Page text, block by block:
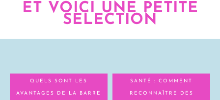
ET VOICI UNE PETITE
SELECTION
QUELS SONT LES
AVANTAGES DE LA BARRE
SANTÉ : COMMENT
RECONNAÎTRE DES